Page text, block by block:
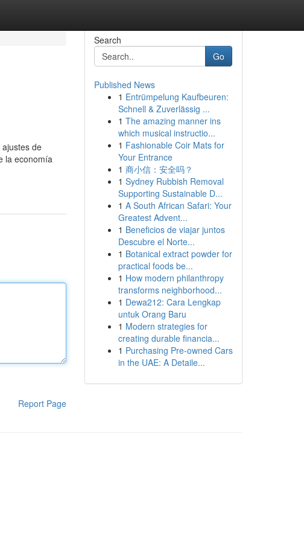
de
la economía
Report Page
Search
Go
Published News
1 Entrümpelung Kaufbeuren:
Schnell & Zuverlässig ...
1 The amazing manner ins
which musical instructio...
1 Fashionable Coir Mats for
Your Entrance
1 商小信：安全吗？
1 Sydney Rubbish Removal
Supporting Sustainable D...
1 A South African Safari: Your
Greatest Advent...
1 Beneficios de viajar juntos
Descubre el Norte...
1 Botanical extract powder for
practical foods be...
1 How modern philanthropy
transforms neighborhood...
1 Dewa212: Cara Lengkap
untuk Orang Baru
1 Modern strategies for
creating durable financia...
1 Purchasing Pre-owned Cars
in the UAE: A Detaile...